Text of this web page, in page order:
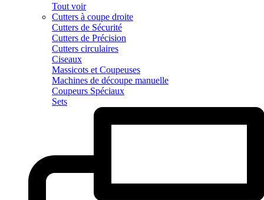
Tout voir
Cutters à coupe droite
Cutters de Sécurité
Cutters de Précision
Cutters circulaires
Ciseaux
Massicots et Coupeuses
Machines de découpe manuelle
Coupeurs Spéciaux
Sets